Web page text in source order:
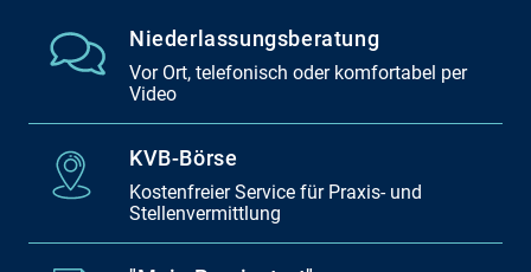
Niederlassungsberatung
Vor Ort, telefonisch oder komfortabel per
Video
KVB-Börse
Kostenfreier Service für Praxis- und
Stellenvermittlung